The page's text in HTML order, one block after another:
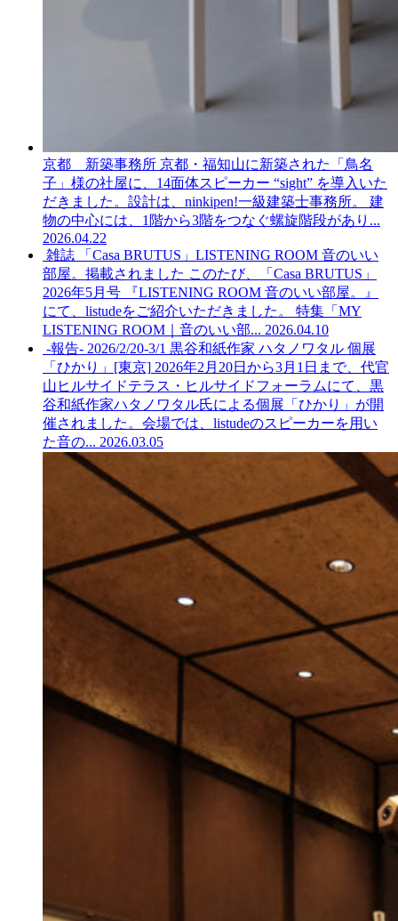
京都 新築事務所 京都・福知山に新築された「鳥名
子」様の社屋に、14面体スピーカー “sight” を導入いた
だきました。設計は、ninkipen!一級建築士事務所。 建
物の中心には、1階から3階をつなぐ螺旋階段があり...
2026.04.22
雑誌 「Casa BRUTUS」LISTENING ROOM 音のいい
部屋。掲載されました このたび、「Casa BRUTUS」
2026年5月号 『LISTENING ROOM 音のいい部屋。』
にて、listudeをご紹介いただきました。 特集「MY
LISTENING ROOM｜音のいい部... 2026.04.10
-報告- 2026/2/20-3/1 黒谷和紙作家 ハタノワタル 個展
「ひかり」[東京] 2026年2月20日から3月1日まで、代官
山ヒルサイドテラス・ヒルサイドフォーラムにて、黒
谷和紙作家ハタノワタル氏による個展「ひかり」が開
催されました。会場では、listudeのスピーカーを用い
た音の... 2026.03.05